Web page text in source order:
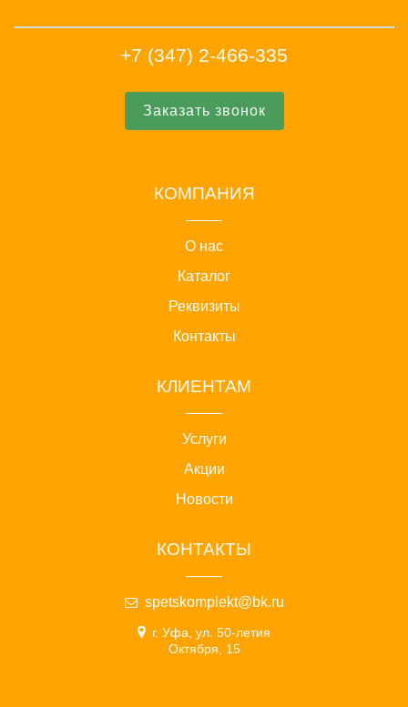
+7 (347) 2-466-335
Заказать звонок
КОМПАНИЯ
О нас
Каталог
Реквизиты
Контакты
КЛИЕНТАМ
Услуги
Акции
Новости
КОНТАКТЫ
spetskomplekt@bk.ru
г. Уфа, ул. 50-летия
Октября, 15